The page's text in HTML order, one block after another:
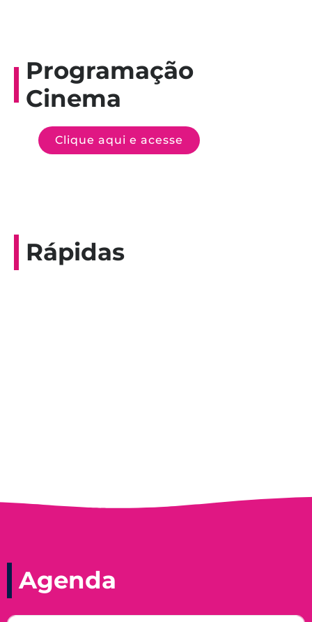
Programação
Cinema
Clique aqui e acesse
Rápidas
Agenda